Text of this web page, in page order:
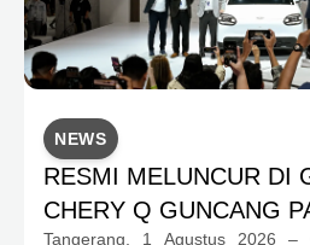
NEWS
RESMI MELUNCUR DI
CHERY Q GUNCANG
Tangerang, 1 Agustus 2026 –